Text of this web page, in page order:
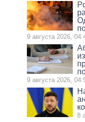
9 августа 2026,
9 августа 2026,
8